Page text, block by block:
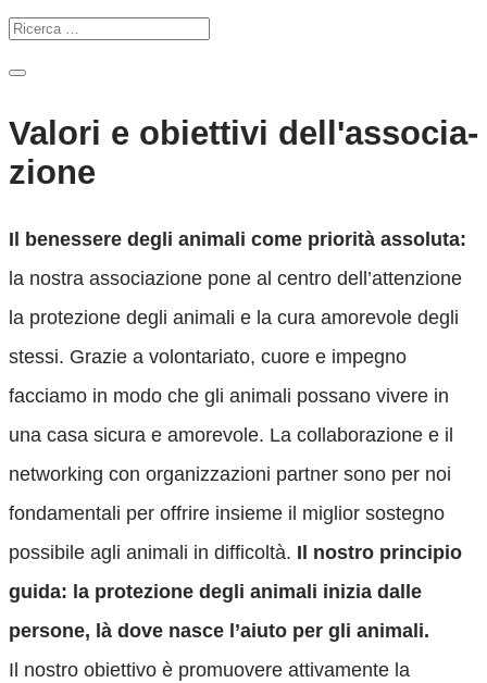
Valori e obiettivi dell'associa­
zione
Il benessere degli animali come priorità assoluta:
la nostra associazione pone al centro dell’attenzione
la protezione degli animali e la cura amorevole degli
stessi. Grazie a volontariato, cuore e impegno
facciamo in modo che gli animali possano vivere in
una casa sicura e amorevole. La collaborazione e il
networking con organizzazioni partner sono per noi
fondamentali per offrire insieme il miglior sostegno
possibile agli animali in difficoltà. Il nostro principio
guida: la protezione degli animali inizia dalle
persone, là dove nasce l’aiuto per gli animali.
Il nostro obiettivo è promuovere attivamente la